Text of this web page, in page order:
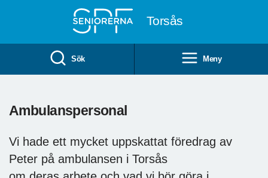
Torsås
Sök Meny
Ambulanspersonal
Vi hade ett mycket uppskattat föredrag av
Peter på ambulansen i Torsås